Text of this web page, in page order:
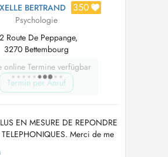
BERTRAND 350
Psychologie
Route De Peppange,
3270 Bettembourg
online Termine verfügbar
Termin per Anruf
EN MESURE DE REPONDRE
TELEPHONIQUES. Merci de me
: